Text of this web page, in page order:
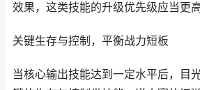
效果，这类技能的升级优先级应当更高
关键生存与控制，平衡战力短板
当核心输出技能达到一定水平后，目